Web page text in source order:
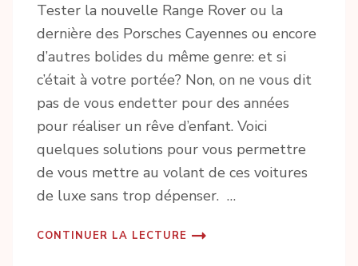
Tester la nouvelle Range Rover ou la
dernière des Porsches Cayennes ou encore
d’autres bolides du même genre: et si
c’était à votre portée? Non, on ne vous dit
pas de vous endetter pour des années
pour réaliser un rêve d’enfant. Voici
quelques solutions pour vous permettre
de vous mettre au volant de ces voitures
de luxe sans trop dépenser. …
CONTINUER LA LECTURE